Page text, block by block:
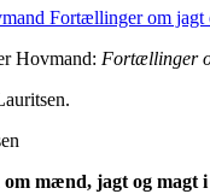
Hovmand: Fortællinger
om mænd, jagt og